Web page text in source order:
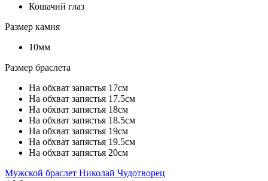
Кошачий глаз
Размер камня
10мм
Размер браслета
На обхват запястья 17см
На обхват запястья 17.5см
На обхват запястья 18см
На обхват запястья 18.5см
На обхват запястья 19см
На обхват запястья 19.5см
На обхват запястья 20см
Мужской браслет Николай Чудотворец